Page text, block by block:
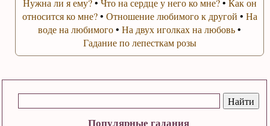
Популярные гадания
относится ко мне?• Отношение любимого к другой • На
воде на любимого•На двух иголках на любовь•
Гадание по лепесткам розы